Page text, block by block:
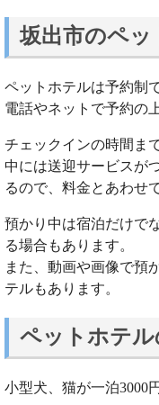
坂出市のペッ
ペットホテルは予約制で
電話やネットで予約の
チェックインの時間ま
中には送迎サービスが
るので、料金とあわせ
預かり中は宿泊だけで
る場合もあります。
また、動画や画像で預
テルもあります。
ペットホテル
小型犬、猫が一泊3000円